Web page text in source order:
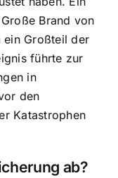
Brand von
ein Großteil der
führte zur
in
den
Katastrophen
ab?